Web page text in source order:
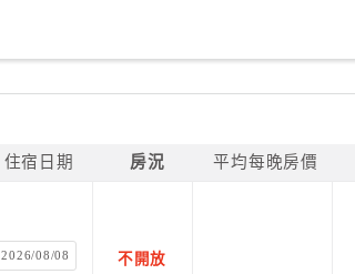
住宿日期 房況 平均每晚房價
2026/08/08 不開放